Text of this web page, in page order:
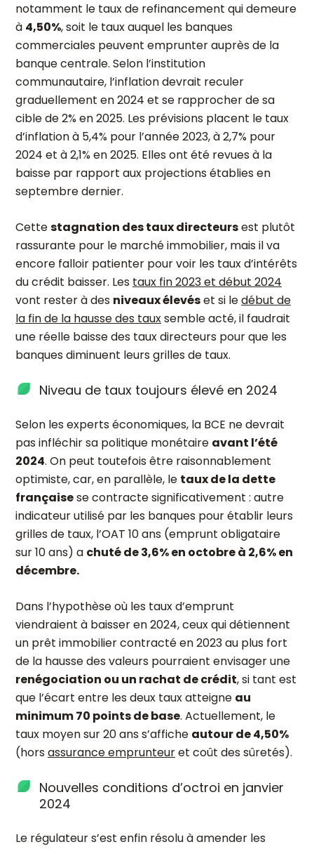
notamment le taux de refinancement qui demeure
à 4,50%, soit le taux auquel les banques
commerciales peuvent emprunter auprès de la
banque centrale. Selon l’institution
communautaire, l’inflation devrait reculer
graduellement en 2024 et se rapprocher de sa
cible de 2% en 2025. Les prévisions placent le taux
d’inflation à 5,4% pour l’année 2023, à 2,7% pour
2024 et à 2,1% en 2025. Elles ont été revues à la
baisse par rapport aux projections établies en
septembre dernier.
Cettestagnation des taux directeursest plutôt
rassurante pour le marché immobilier, mais il va
encore falloir patienter pour voir les taux d’intérêts
du crédit baisser. Les taux fin 2023 et début 2024
vont rester à des niveaux élevéset si ledébut de
la fin de la hausse des tauxsemble acté, il faudrait
une réelle baisse des taux directeurs pour que les
banques diminuent leurs grilles de taux.
Niveau de taux toujours élevé en 2024
Selon les experts économiques, la BCE ne devrait
pas infléchir sa politique monétaire avant l’été
2024. On peut toutefois être raisonnablement
optimiste, car, en parallèle, le taux de la dette
françaisese contracte significativement : autre
indicateur utilisé par les banques pour établir leurs
grilles de taux, l’OAT 10 ans (emprunt obligataire
sur 10 ans) a chuté de 3,6% en octobre à 2,6% en
décembre.
Dans l’hypothèse où les taux d’emprunt
viendraient à baisser en 2024, ceux qui détiennent
un prêt immobilier contracté en 2023 au plus fort
de la hausse des valeurs pourraient envisager une
renégociation ou un rachat de crédit, si tant est
que l’écart entre les deux taux atteigne au
minimum 70 points de base. Actuellement, le
taux moyen sur 20 ans s’affiche autour de 4,50%
(horsassurance emprunteuret coût des sûretés).
Nouvelles conditions d’octroi en janvier
2024
Le régulateur s’est enfin résolu à amender les